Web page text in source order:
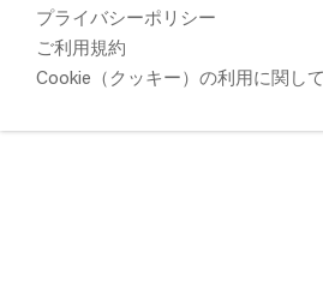
プライバシーポリシー
ご利用規約
Cookie（クッキー）の利用に関して